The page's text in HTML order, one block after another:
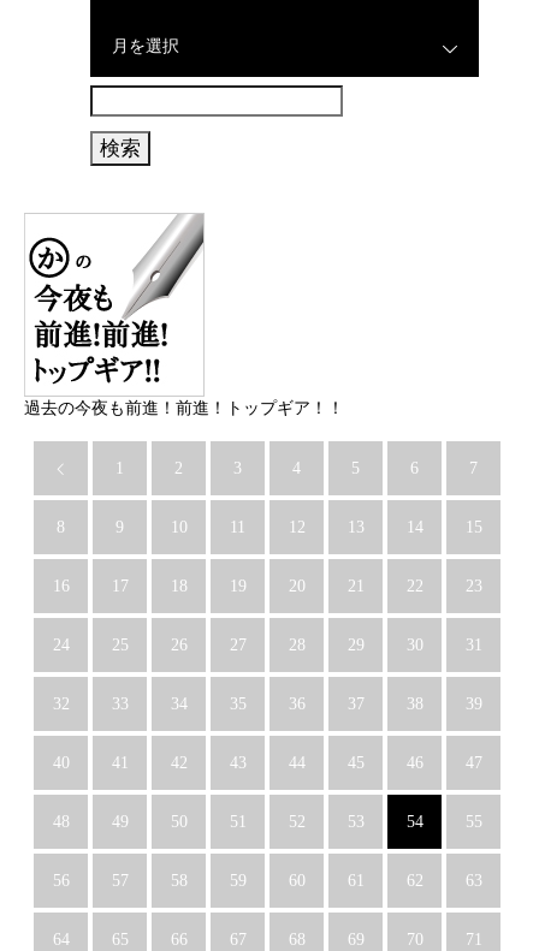
月を選択
過去の今夜も前進！前進！トップギア！！
1 2 3 4 5 6 7
8 9 10 11 12 13 14 15
16 17 18 19 20 21 22 23
24 25 26 27 28 29 30 31
32 33 34 35 36 37 38 39
40 41 42 43 44 45 46 47
48 49 50 51 52 53 54 55
56 57 58 59 60 61 62 63
64 65 66 67 68 69 70 71